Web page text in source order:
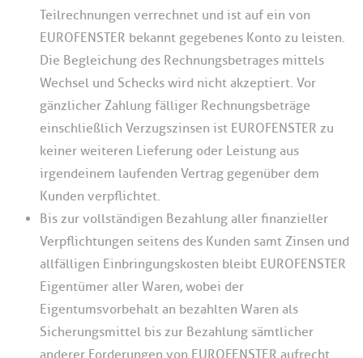
Teilrechnungen verrechnet und ist auf ein von
EUROFENSTER bekannt gegebenes Konto zu leisten.
Die Begleichung des Rechnungsbetrages mittels
Wechsel und Schecks wird nicht akzeptiert. Vor
gänzlicher Zahlung fälliger Rechnungsbeträge
einschließlich Verzugszinsen ist EUROFENSTER zu
keiner weiteren Lieferung oder Leistung aus
irgendeinem laufenden Vertrag gegenüber dem
Kunden verpflichtet.
Bis zur vollständigen Bezahlung aller finanzieller
Verpflichtungen seitens des Kunden samt Zinsen und
allfälligen Einbringungskosten bleibt EUROFENSTER
Eigentümer aller Waren, wobei der
Eigentumsvorbehalt an bezahlten Waren als
Sicherungsmittel bis zur Bezahlung sämtlicher
anderer Forderungen von EUROFENSTER aufrecht